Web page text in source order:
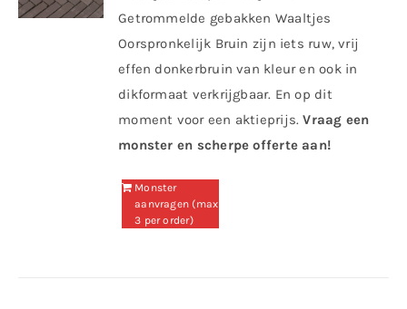
Getrommelde gebakken Waaltjes
Oorspronkelijk Bruin zijn iets ruw, vrij
effen donkerbruin van kleur en ook in
dikformaat verkrijgbaar. En op dit
moment voor een aktieprijs.Vraag een
monster en scherpe offerte aan!
Monster
aanvragen (max
3 per order)